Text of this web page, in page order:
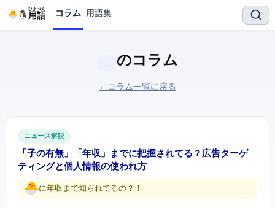
IT用語
ひよぺん コラム 用語集
のコラム
← コラム一覧に戻る
ITニュース解説
「子の有無」「年収」までLINEに把握されてる？広告ターゲ
ティングと個人情報の使われ方
LINEに年収まで知られてるの？！